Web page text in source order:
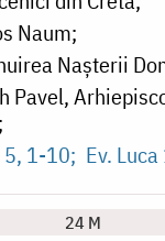
Naum
Naşterii
Pavel,
1-10 Ev.
24 M